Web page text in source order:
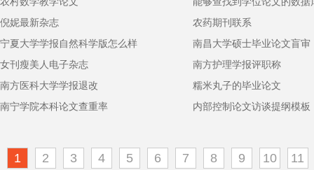
倪妮最新杂志
农药期刊联系
宁夏大学学报自然科学版怎么样
南昌大学硕士毕业论文盲审
女刊瘦美人电子杂志
南方护理学报评职称
南方医科大学学报退改
糯米丸子的毕业论文
南宁学院本科论文查重率
内部控制论文访谈提纲模板
1 2 3 4 5 6 7 8 9 10 11